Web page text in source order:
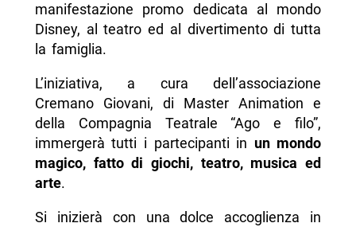
manifestazione promo dedicata al mondo
Disney, al teatro ed al divertimento di tutta
la famiglia.
L’iniziativa, a cura dell’associazione
Cremano Giovani, di Master Animation e
della Compagnia Teatrale “Ago e filo”,
immergerà tutti i partecipanti in un mondo
magico, fatto di giochi, teatro, musica ed
arte.
Si inizierà con una dolce accoglienza in